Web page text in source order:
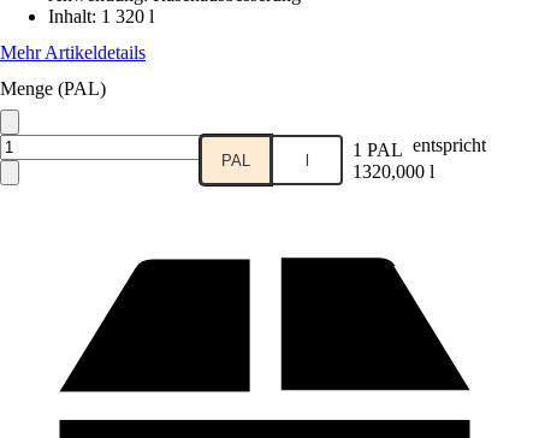
Inhalt: 1 320 l
Mehr Artikeldetails
Menge (PAL)
PAL l 1 PAL entspricht
1320,000 l